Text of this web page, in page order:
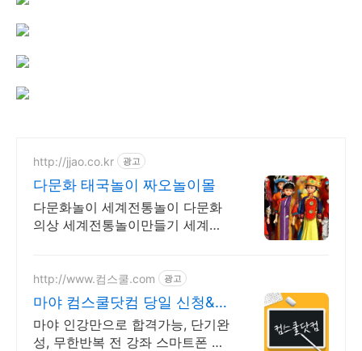
http://jjao.co.kr 광고
다문화 태국놀이 짜오놀이몰
다문화놀이 세계전통놀이 다문화
의상 세계전통놀이만들기 세계전
http://www.컴스쿨.com 광고
마야 컴스쿨닷컴 당일 신청&결
제시 기프티콘!
마야 인강만으로 합격가능, 단기완
성, 무한반복 전 강좌 스마트폰 학